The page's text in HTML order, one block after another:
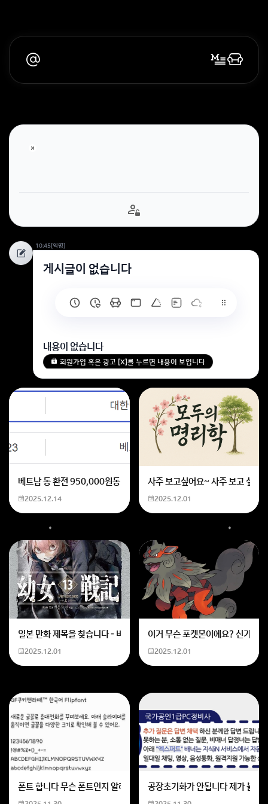
10:45[익명]
게시글이 없습니다
내용이 없습니다
회원가입 혹은 광고 [X]를 누르면 내용이 보입니다
베트남 동 환전 950,000원동 한화 계산할때0하나 빼고 나누기 2하면
2025.12.14
사주 보고싶어요~ 사주 보고 싶
2025.12.01
일본 만화 제목을 찾습니다 - 비행 마법 저격 여자 기억하기로는 위의 내
2025.12.01
이거 무슨 포켓몬이에요? 신기하
2025.12.01
폰트 합니다 무슨 폰트인지 알려주세요공장초기화가 안됩니다 제가 볼륨